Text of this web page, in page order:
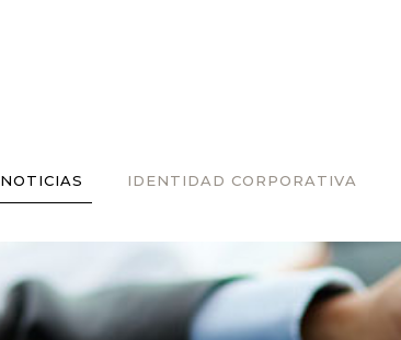
NOTICIAS IDENTIDAD CORPORATIVA